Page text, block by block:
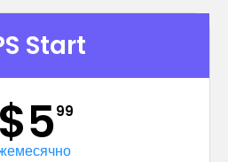
Start
$599